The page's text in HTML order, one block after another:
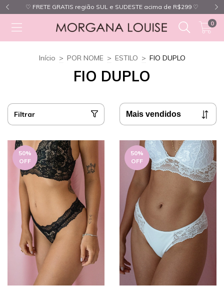
♡ FRETE GRATIS região SUL e SUDESTE acima de R$299 ♡
0
Início > POR NOME > ESTILO > FIO DUPLO
FIO DUPLO
Filtrar
50%
OFF
50%
OFF